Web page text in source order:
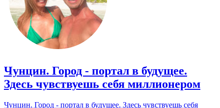
Чунцин. Город - портал в будущее.
Здесь чувствуешь себя миллионером
Чунцин. Город - портал в будущее. Здесь чувствуешь себя